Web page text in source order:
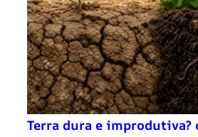
Terra dura e improdutiva?